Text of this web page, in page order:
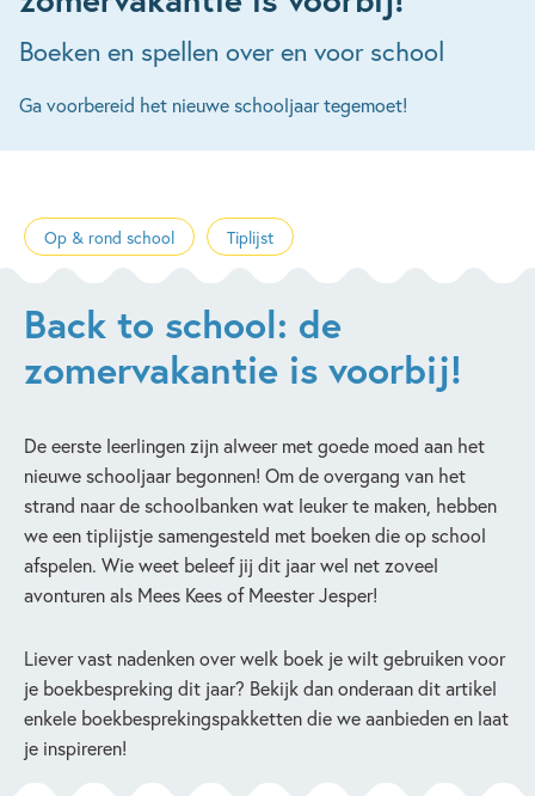
Boeken en spellen over en voor school
Ga voorbereid het nieuwe schooljaar tegemoet!
Op & rond school Tiplijst
Back to school: de
zomervakantie is voorbij!
De eerste leerlingen zijn alweer met goede moed aan het
nieuwe schooljaar begonnen! Om de overgang van het
strand naar de schoolbanken wat leuker te maken, hebben
we een tiplijstje samengesteld met boeken die op school
afspelen. Wie weet beleef jij dit jaar wel net zoveel
avonturen als Mees Kees of Meester Jesper!
Liever vast nadenken over welk boek je wilt gebruiken voor
je boekbespreking dit jaar? Bekijk dan onderaan dit artikel
enkele boekbesprekingspakketten die we aanbieden en laat
je inspireren!